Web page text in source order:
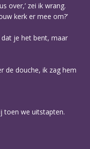
over,’ zei ik wrang.
kerk er mee om?’
dat je het bent, maar
de douche, ik zag hem
toen we uitstapten.